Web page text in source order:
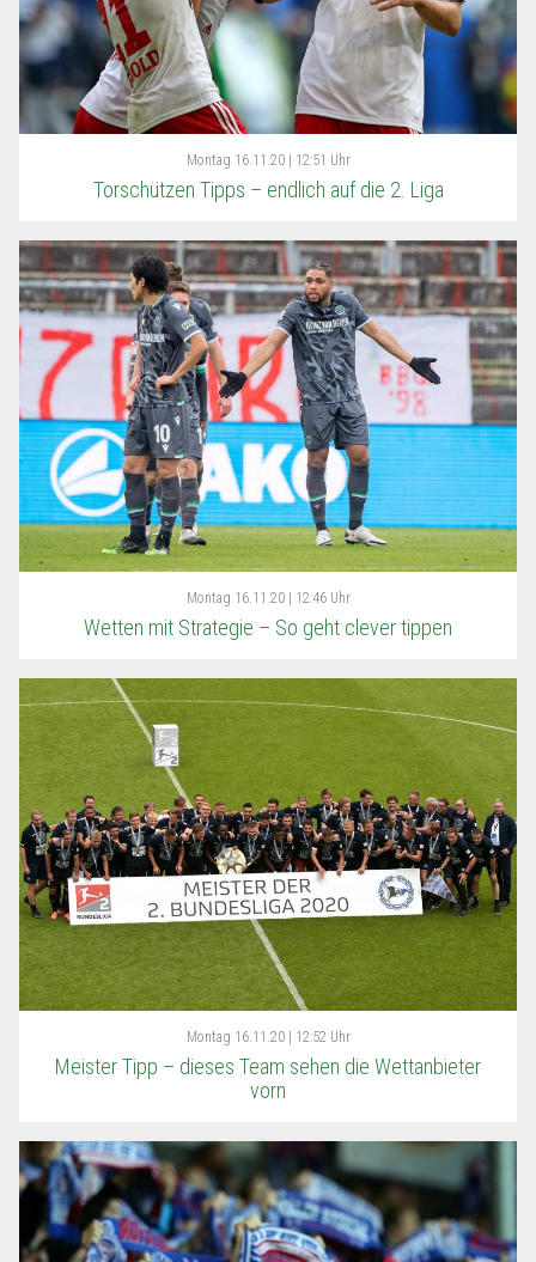
Montag 16.11.20 | 12:51 Uhr
Torschützen Tipps – endlich auf die 2. Liga
Montag 16.11.20 | 12:46 Uhr
Wetten mit Strategie – So geht clever tippen
Montag 16.11.20 | 12:52 Uhr
Meister Tipp – dieses Team sehen die Wettanbieter
vorn